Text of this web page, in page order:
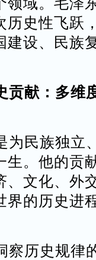
历史性飞跃
建设、民族
贡献：多维
民族独立
生。他的贡
、文化、外
界的历史进
历史规律